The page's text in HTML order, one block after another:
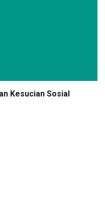
Kesucian Sosial